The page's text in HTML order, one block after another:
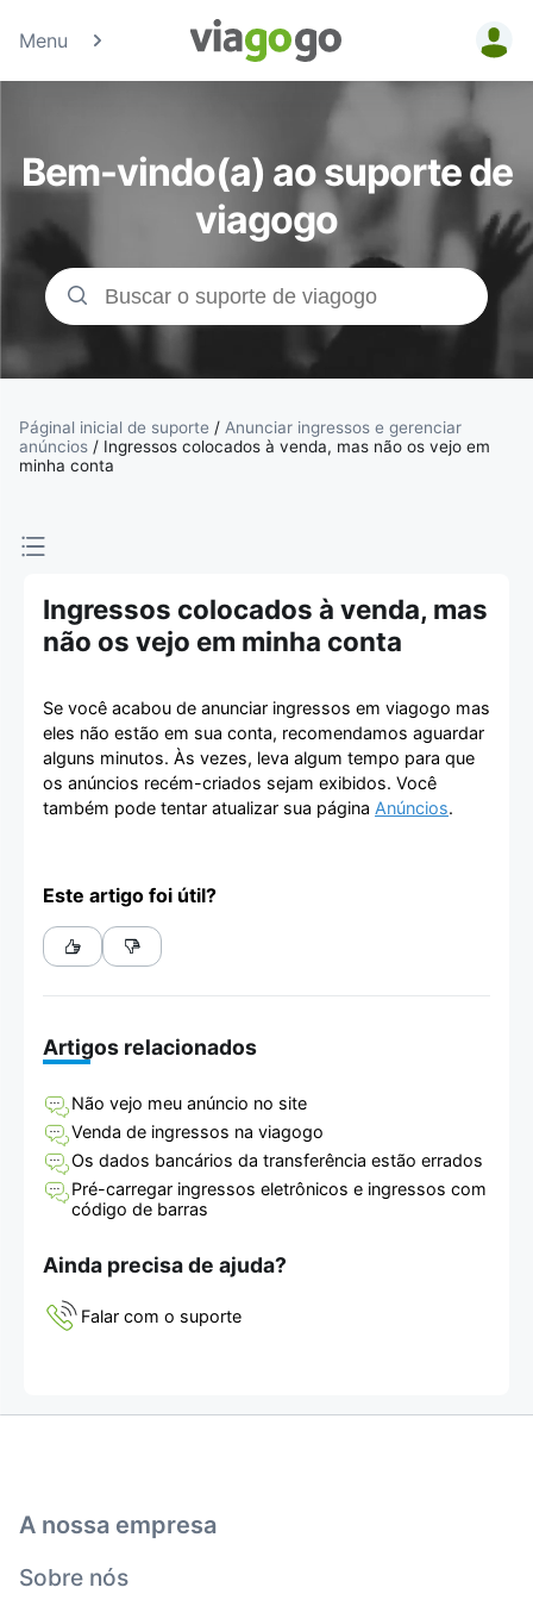
Menu
Bilhetes -
Concertos,
Desporto e
Teatro |
Bolsa de
Bilhetes da
viagogo
Bem-vindo(a) ao suporte de
viagogo
Páginal inicial de suporte / Anunciar ingressos e gerenciar
anúncios / Ingressos colocados à venda, mas não os vejo em
minha conta
Ingressos colocados à venda, mas
não os vejo em minha conta
Se você acabou de anunciar ingressos em viagogo mas
eles não estão em sua conta, recomendamos aguardar
alguns minutos. Às vezes, leva algum tempo para que
os anúncios recém-criados sejam exibidos. Você
também pode tentar atualizar sua página Anúncios.
Este artigo foi útil?
Artigos relacionados
Não vejo meu anúncio no site
Venda de ingressos na viagogo
Os dados bancários da transferência estão errados
Pré-carregar ingressos eletrônicos e ingressos com
código de barras
Ainda precisa de ajuda?
Falar com o suporte
A nossa empresa
Sobre nós